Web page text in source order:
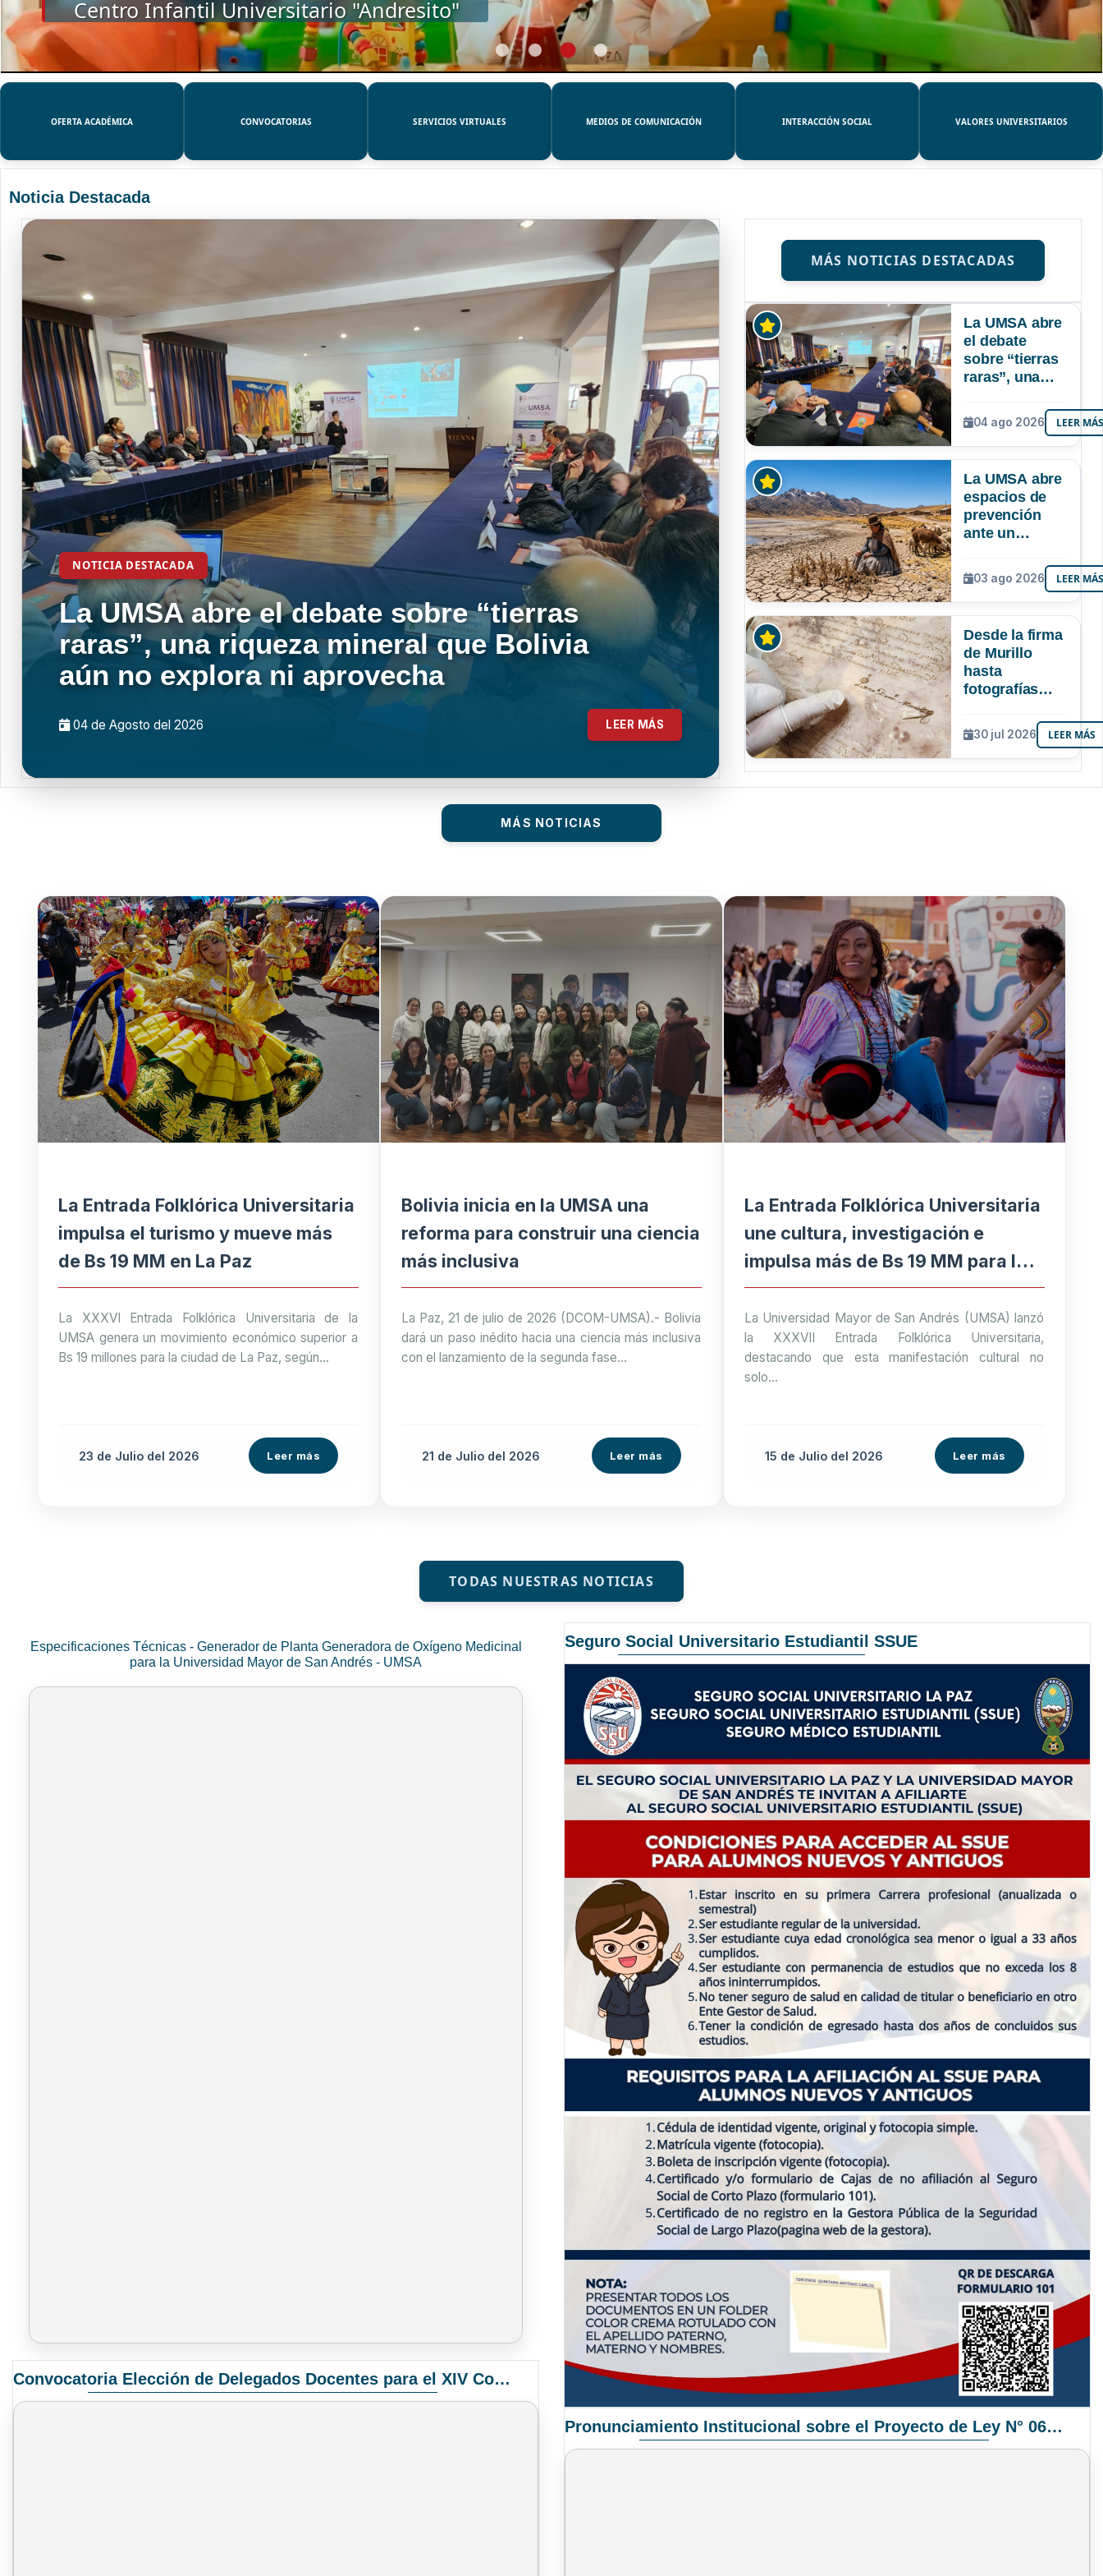
SSUE
OFERTA ACADÉMICA CONVOCATORIAS SERVICIOS VIRTUALES MEDIOS DE COMUNICACIÓN INTERACCIÓN SOCIAL VALORES UNIVERSITARIOS
Noticia Destacada
NOTICIA DESTACADA
La UMSA abre el debate sobre “tierras
raras”, una riqueza mineral que Bolivia
aún no explora ni aprovecha
04 de Agosto del 2026 LEER MÁS
MÁS NOTICIAS DESTACADAS
La UMSA abre
el debate
sobre “tierras
raras”, una
mineral que
Bolivia aún no
explora ni
04 ago 2026 LEER
La UMSA abre
espacios de
prevención
ante un
Niño que
podría superar
a los tres
Bolivia
03 ago 2026 LEER
Desde la firma
de Murillo
hasta
fotografías
UMSA
resguarda 6
joyas de la
30 jul 2026 LEER MÁS
MÁS NOTICIAS
La Entrada Folklórica Universitaria
impulsa el turismo y mueve más
de Bs 19 MM en La Paz
La XXXVI Entrada Folklórica Universitaria de la
UMSA genera un movimiento económico superior a
Bs 19 millones para la ciudad de La Paz, según...
23 de Julio del 2026 Leer más
Bolivia inicia en la UMSA una
reforma para construir una ciencia
más inclusiva
La Paz, 21 de julio de 2026 (DCOM-UMSA).- Bolivia
dará un paso inédito hacia una ciencia más inclusiva
con el lanzamiento de la segunda fase...
21 de Julio del 2026 Leer más
La Entrada Folklórica Universitaria
une cultura, investigación e
impulsa más de Bs 19 MM para la
economía paceña
La Universidad Mayor de San Andrés (UMSA) lanzó
la XXXVII Entrada Folklórica Universitaria,
destacando que esta manifestación cultural no
solo...
15 de Juliodel 2026 Leer más
TODAS NUESTRAS NOTICIAS
Especificaciones Técnicas - Generador de Planta Generadora de Oxígeno Medicinal
para la Universidad Mayor de San Andrés - UMSA
Convocatoria Elección de Delegados Docentes para el XIV Congreso Nacional de Universidades
Seguro Social Universitario Estudiantil SSUE
Pronunciamiento Institucional sobre el Proyecto de Ley N° 068/2025-2026 C.S.